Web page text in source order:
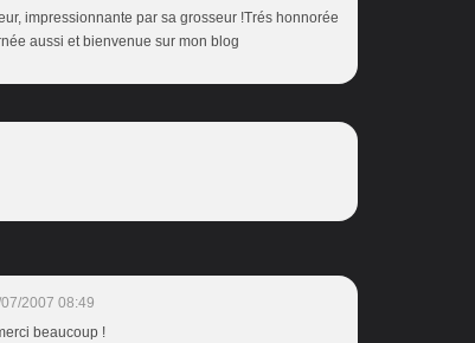
impressionnante par sa grosseur !Trés honnorée
aussi et bienvenue sur mon blog
2007 08:49
beaucoup !